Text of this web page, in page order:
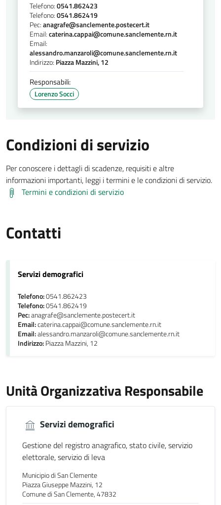
Telefono:0541.862423
Telefono:0541.862419
Pec:anagrafe@sanclemente.postecert.it
Email:caterina.cappai@comune.sanclemente.rn.it
Email:
alessandro.manzaroli@comune.sanclemente.rn.it
Indirizzo: Piazza Mazzini, 12
Responsabili:
Lorenzo Socci
Condizioni di servizio
Per conoscere i dettagli di scadenze, requisiti e altre
informazioni importanti, leggi i termini e le condizioni di servizio.
Termini e condizioni di servizio
Contatti
Servizi demografici
Telefono:0541.862423
Telefono:0541.862419
Pec:anagrafe@sanclemente.postecert.it
Email:caterina.cappai@comune.sanclemente.rn.it
Email:alessandro.manzaroli@comune.sanclemente.rn.it
Indirizzo:Piazza Mazzini, 12
Unità Organizzativa Responsabile
Servizi demografici
Gestione del registro anagrafico, stato civile, servizio
elettorale, servizio di leva
Municipio di San Clemente
Piazza Giuseppe Mazzini, 12
Comune di San Clemente, 47832